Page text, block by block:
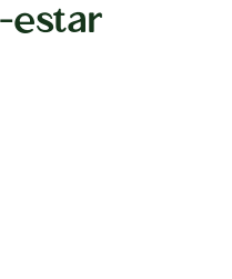
estar